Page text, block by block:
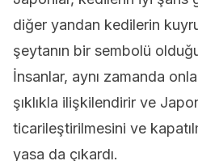
diğer yandan kedilerin
şeytanın bir sembolü
İnsanlar, aynı zamanda
şıklıkla ilişkilendirir ve
ticarileştirilmesini ve
yasa da çıkardı.